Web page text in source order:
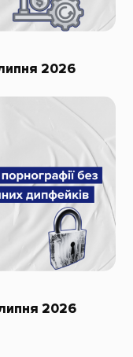
2026
2026